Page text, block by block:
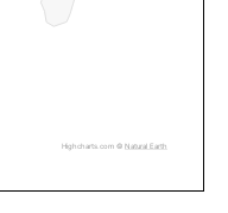
Highcharts.com © Natural Earth